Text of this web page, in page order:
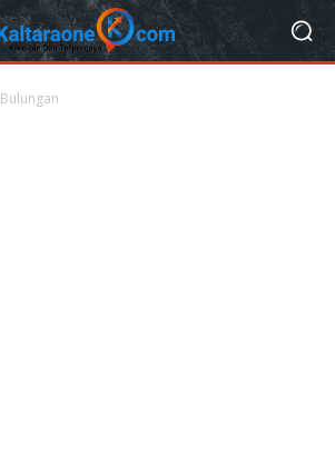
Bulungan